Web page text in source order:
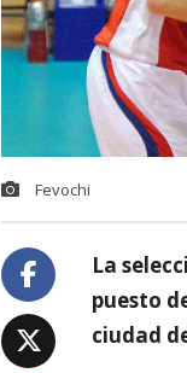
Fevochi
La
puesto
ciudad